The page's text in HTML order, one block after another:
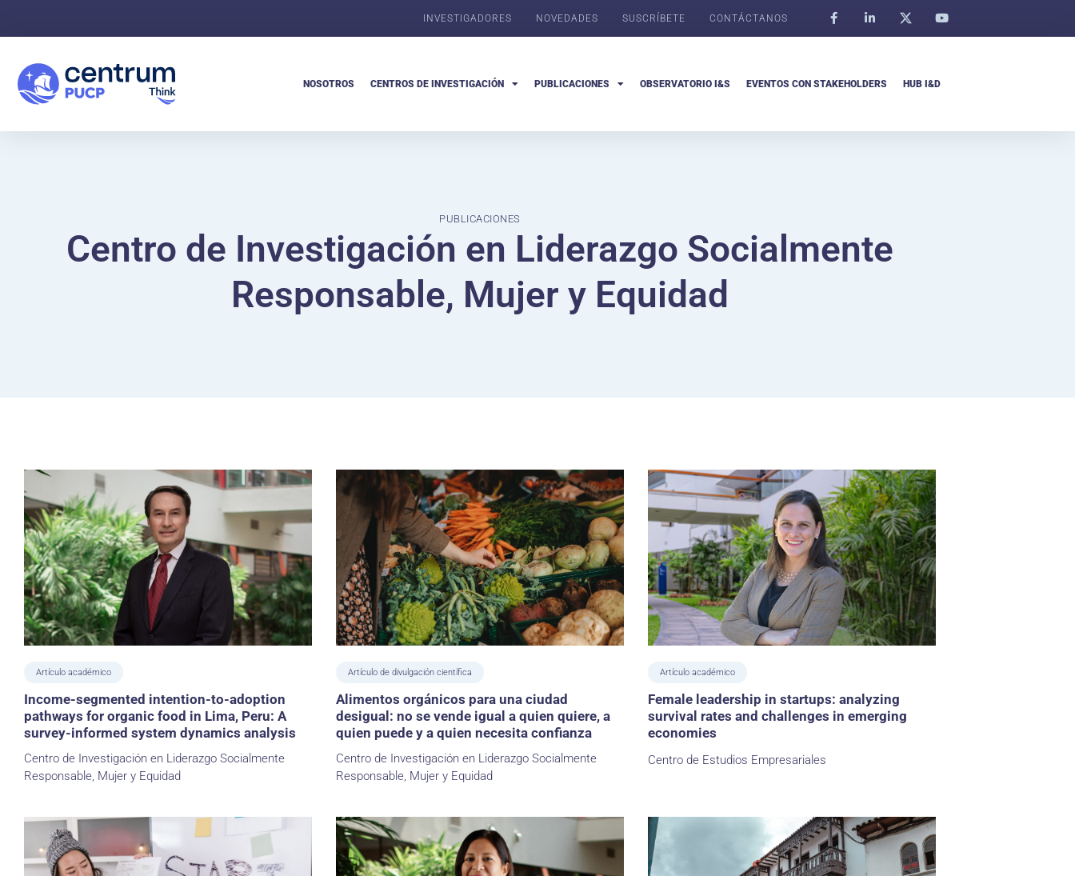
INVESTIGADORES NOVEDADES SUSCRÍBETE CONTÁCTANOS
NOSOTROS CENTROS DE INVESTIGACIÓN PUBLICACIONES OBSERVATORIO I&S EVENTOS CON STAKEHOLDERS HUB I&D
PUBLICACIONES
Centro de Investigación en Liderazgo Socialmente
Responsable, Mujer y Equidad
Artículo académico
Income-segmented intention-to-adoption
pathways for organic food in Lima, Peru: A
survey-informed system dynamics analysis
Centro de Investigación en Liderazgo Socialmente
Responsable, Mujer y Equidad
Artículo de divulgación científica
Alimentos orgánicos para una ciudad
desigual: no se vende igual a quien quiere, a
quien puede y a quien necesita confianza
Centro de Investigación en Liderazgo Socialmente
Responsable, Mujer y Equidad
Artículo académico
Female leadership in startups: analyzing
survival rates and challenges in emerging
economies
Centro de Estudios Empresariales